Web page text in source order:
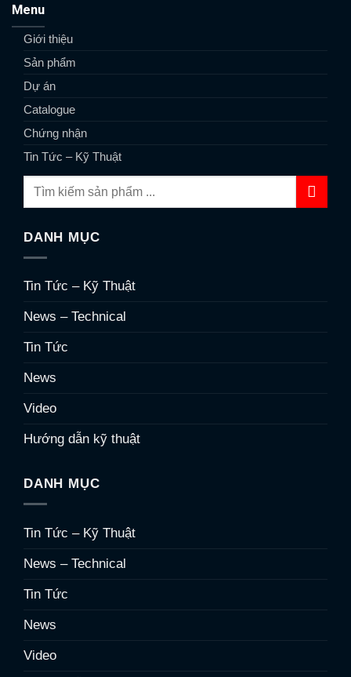
Menu
Giới thiệu
Sản phẩm
Dự án
Catalogue
Chứng nhận
Tin Tức – Kỹ Thuật
DANH MỤC
Tin Tức – Kỹ Thuật
News – Technical
Tin Tức
News
Video
Hướng dẫn kỹ thuật
DANH MỤC
Tin Tức – Kỹ Thuật
News – Technical
Tin Tức
News
Video